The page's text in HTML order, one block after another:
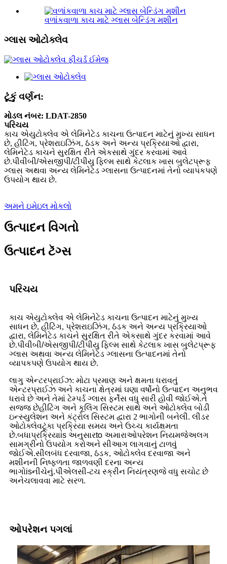
વળાંકવાળા કાચ માટે ગ્લાસ બેન્ડિંગ મશીન
ગ્લાસ ઓટોક્લેવ
ટૂંકું વર્ણન:
મોડલ નંબર: LDAT-2850
પરિચય
કાચ એયુટોક્લેવ એ લેમિનેટેડ કાચના ઉત્પાદન માટેનું મુખ્ય સાધન
છે, હીટિંગ, પ્રેશરાઇઝિંગ, ઠંડક અને અન્ય પ્રક્રિયાઓ દ્વારા,
લેમિનેટેડ કાચને સુરક્ષિત રીતે એકસાથે ગુંદર કરવામાં આવે
છે.પીવીબી/એસજીપી/ટીપીયુ ફિલ્મ સાથે કેટલાક ખાસ બુલેટપ્રૂફ
ગ્લાસ અથવા અન્ય લેમિનેટેડ ગ્લાસના ઉત્પાદનમાં તેનો વ્યાપકપણે
ઉપયોગ થાય છે.
અમને ઇમેઇલ મોકલો
ઉત્પાદન વિગતો
ઉત્પાદન ટૅગ્સ
પરિચય
કાચ એયુટોક્લેવ એ લેમિનેટેડ કાચના ઉત્પાદન માટેનું મુખ્ય
સાધન છે, હીટિંગ, પ્રેશરાઇઝિંગ, ઠંડક અને અન્ય પ્રક્રિયાઓ
દ્વારા, લેમિનેટેડ કાચને સુરક્ષિત રીતે એકસાથે ગુંદર કરવામાં આવે
છે.પીવીબી/એસજીપી/ટીપીયુ ફિલ્મ સાથે કેટલાક ખાસ બુલેટપ્રૂફ
ગ્લાસ અથવા અન્ય લેમિનેટેડ ગ્લાસના ઉત્પાદનમાં તેનો
વ્યાપકપણે ઉપયોગ થાય છે.
લાગુ એન્ટરપ્રાઈઝ: મોટા પ્રમાણ અને ક્ષમતા ધરાવતું
એન્ટરપ્રાઈઝ અને કાચના ક્ષેત્રમાં ઘણા વર્ષોનો ઉત્પાદન અનુભવ
ધરાવે છે અને તેમાં ટેમ્પર્ડ ગ્લાસ ફર્નેસ વધુ સારી હોવી જોઈએ.તે
સજ્જ છેહીટિંગ અને કૂલિંગ સિસ્ટમ સાથે અને ઓટોક્લેવ બોડી
ઇન્સ્યુલેશન અને કંટ્રોલ સિસ્ટમ દ્વારા 2 ભાગોની બનેલી. લીડર
ઓટોક્લેવટૂંકા પ્રક્રિયા સમય અને ઉચ્ચ કાર્યક્ષમતા
છે.બધાપ્રક્રિયાis અનુસારto અમારાઓપરેશન નિયમજેઅલગ
સામગ્રીનો ઉપયોગ કરોઅને સીઆગ લાગવાનું ટાળવું
જોઈએ.સીલબંધ દરવાજા, ઠંડક, ઓટોક્લેવ દરવાજા અને
મશીનની નિષ્ફળતા જાળવણી દરના અન્ય
ભાગોisનીચેનું.પીએલસી-ટચ સ્ક્રીન નિયંત્રણજે વધુ સચોટ છે
અનેચલાવવા માટે સરળ.
ઓપરેશન પગલાં